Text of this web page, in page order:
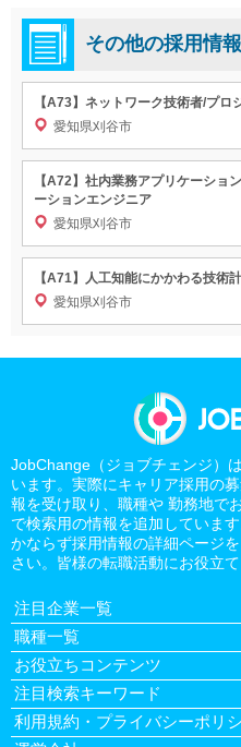
その他の採用情報
【A73】ネットワーク技術者/プロ
愛知県刈谷市
【A72】社内業務アプリケーシ
ーションエンジニア
愛知県刈谷市
【A71】人工知能にかかわる技術
愛知県刈谷市
JobChange（ジョブチェンジ）
います。実際にキャリア採用の
報を受け取り、職種や 勤務地で
で検索用の情報を追加しています
かならず採用情報の詳細ページ
さい。皆様の転職活動にお役立て
注目企業一覧
職種一覧
お役立ちコンテンツ
注目検索キーワード
利用規約・プライバシーポリ